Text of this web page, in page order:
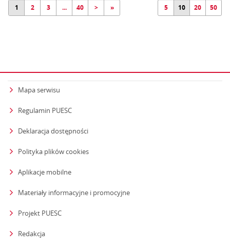
1 2 3 ... 40 > » 5 10 20 50
Mapa serwisu
Regulamin PUESC
Deklaracja dostępności
Polityka plików cookies
Aplikacje mobilne
Materiały informacyjne i promocyjne
Projekt PUESC
Redakcja